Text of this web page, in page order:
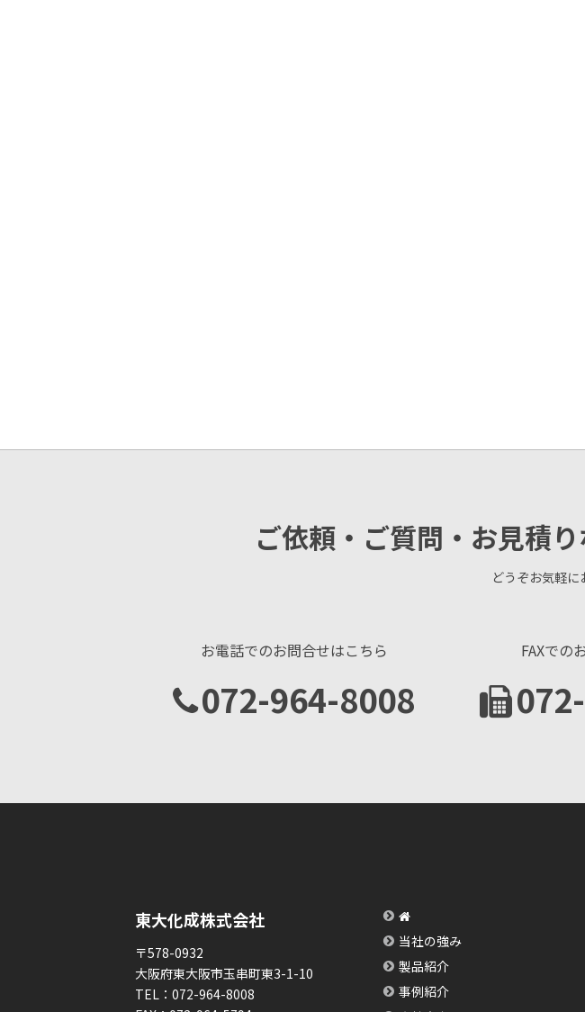
ご依頼・ご質問・お見積
どうぞお気軽に
お電話でのお問合せはこちら
072-964-8008
FAXでの
東大化成株式会社
〒578-0932
大阪府東大阪市玉串町東3-1-10
TEL： 072-964-8008
当社の強み
製品紹介
事例紹介